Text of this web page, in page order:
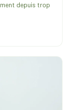
depuis trop